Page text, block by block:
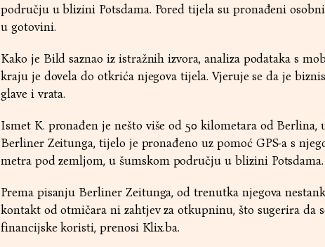
području u blizini Potsdama. Pored tijela su pronađeni
u gotovini.
Kako je Bild saznao iz istražnih izvora, analiza podataka s
kraju je dovela do otkrića njegova tijela. Vjeruje se da je
glave i vrata.
Ismet K. pronađen je nešto više od 50 kilometara od Berlina,
Berliner Zeitunga, tijelo je pronađeno uz pomoć GPS-a s
metra pod zemljom, u šumskom području u blizini Potsdama.
Prema pisanju Berliner Zeitunga, od trenutka njegova
kontakt od otmičara ni zahtjev za otkupninu, što sugerira da
financijske koristi, prenosi Klix.ba.